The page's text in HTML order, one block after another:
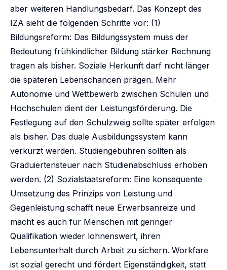
aber weiteren Handlungsbedarf. Das Konzept des
IZA sieht die folgenden Schritte vor: (1)
Bildungsreform: Das Bildungssystem muss der
Bedeutung frühkindlicher Bildung stärker Rechnung
tragen als bisher. Soziale Herkunft darf nicht länger
die späteren Lebenschancen prägen. Mehr
Autonomie und Wettbewerb zwischen Schulen und
Hochschulen dient der Leistungsförderung. Die
Festlegung auf den Schulzweig sollte später erfolgen
als bisher. Das duale Ausbildungssystem kann
verkürzt werden. Studiengebühren sollten als
Graduiertensteuer nach Studienabschluss erhoben
werden. (2) Sozialstaatsreform: Eine konsequente
Umsetzung des Prinzips von Leistung und
Gegenleistung schafft neue Erwerbsanreize und
macht es auch für Menschen mit geringer
Qualifikation wieder lohnenswert, ihren
Lebensunterhalt durch Arbeit zu sichern. Workfare
ist sozial gerecht und fördert Eigenständigkeit, statt